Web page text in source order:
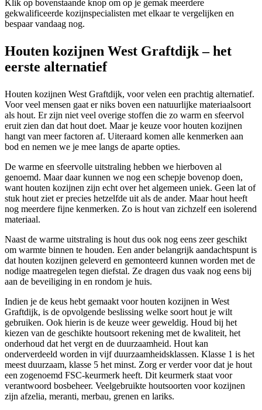
Klik op bovenstaande knop om op je gemak meerdere
gekwalificeerde kozijnspecialisten met elkaar te vergelijken en
bespaar vandaag nog.
Houten kozijnen West Graftdijk – het
eerste alternatief
Houten kozijnen West Graftdijk, voor velen een prachtig alternatief.
Voor veel mensen gaat er niks boven een natuurlijke materiaalsoort
als hout. Er zijn niet veel overige stoffen die zo warm en sfeervol
eruit zien dan dat hout doet. Maar je keuze voor houten kozijnen
hangt van meer factoren af. Uiteraard komen alle kenmerken aan
bod en nemen we je mee langs de aparte opties.
De warme en sfeervolle uitstraling hebben we hierboven al
genoemd. Maar daar kunnen we nog een schepje bovenop doen,
want houten kozijnen zijn echt over het algemeen uniek. Geen lat of
stuk hout ziet er precies hetzelfde uit als de ander. Maar hout heeft
nog meerdere fijne kenmerken. Zo is hout van zichzelf een isolerend
materiaal.
Naast de warme uitstraling is hout dus ook nog eens zeer geschikt
om warmte binnen te houden. Een ander belangrijk aandachtspunt is
dat houten kozijnen geleverd en gemonteerd kunnen worden met de
nodige maatregelen tegen diefstal. Ze dragen dus vaak nog eens bij
aan de beveiliging in en rondom je huis.
Indien je de keus hebt gemaakt voor houten kozijnen in West
Graftdijk, is de opvolgende beslissing welke soort hout je wilt
gebruiken. Ook hierin is de keuze weer geweldig. Houd bij het
kiezen van de geschikte houtsoort rekening met de kwaliteit, het
onderhoud dat het vergt en de duurzaamheid. Hout kan
onderverdeeld worden in vijf duurzaamheidsklassen. Klasse 1 is het
meest duurzaam, klasse 5 het minst. Zorg er verder voor dat je hout
een zogenoemd FSC-keurmerk heeft. Dit keurmerk staat voor
verantwoord bosbeheer. Veelgebruikte houtsoorten voor kozijnen
zijn afzelia, meranti, merbau, grenen en lariks.